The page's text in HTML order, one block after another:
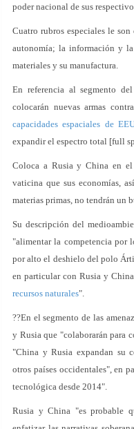
poder nacional de sus
Cuatro rubros especiales le
autonomía; la información y
materiales y su manufactura.
En referencia al segmento
colocarán nuevas armas
capacidades espaciales de
expandir el espectro total [full
Coloca a Rusia y China en el
vaticina que sus economías,
materias primas, no tendrán un
Su descripción del
"alimentar la competencia por
por alto el deshielo del polo
en particular con Rusia y
recursos naturales".
??En el segmento de las
y Rusia que "colaborarán para
"China y Rusia expandan su
otros países occidentales", en
tecnológica desde 2014".
Rusia y China "es probable